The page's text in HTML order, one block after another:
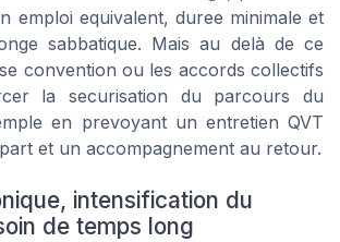
emploi equivalent, duree minimale et
sabbatique. Mais au delà de ce
convention ou les accords collectifs
la securisation du parcours du
en prevoyant un entretien QVT
et un accompagnement au retour.
intensification du
de temps long